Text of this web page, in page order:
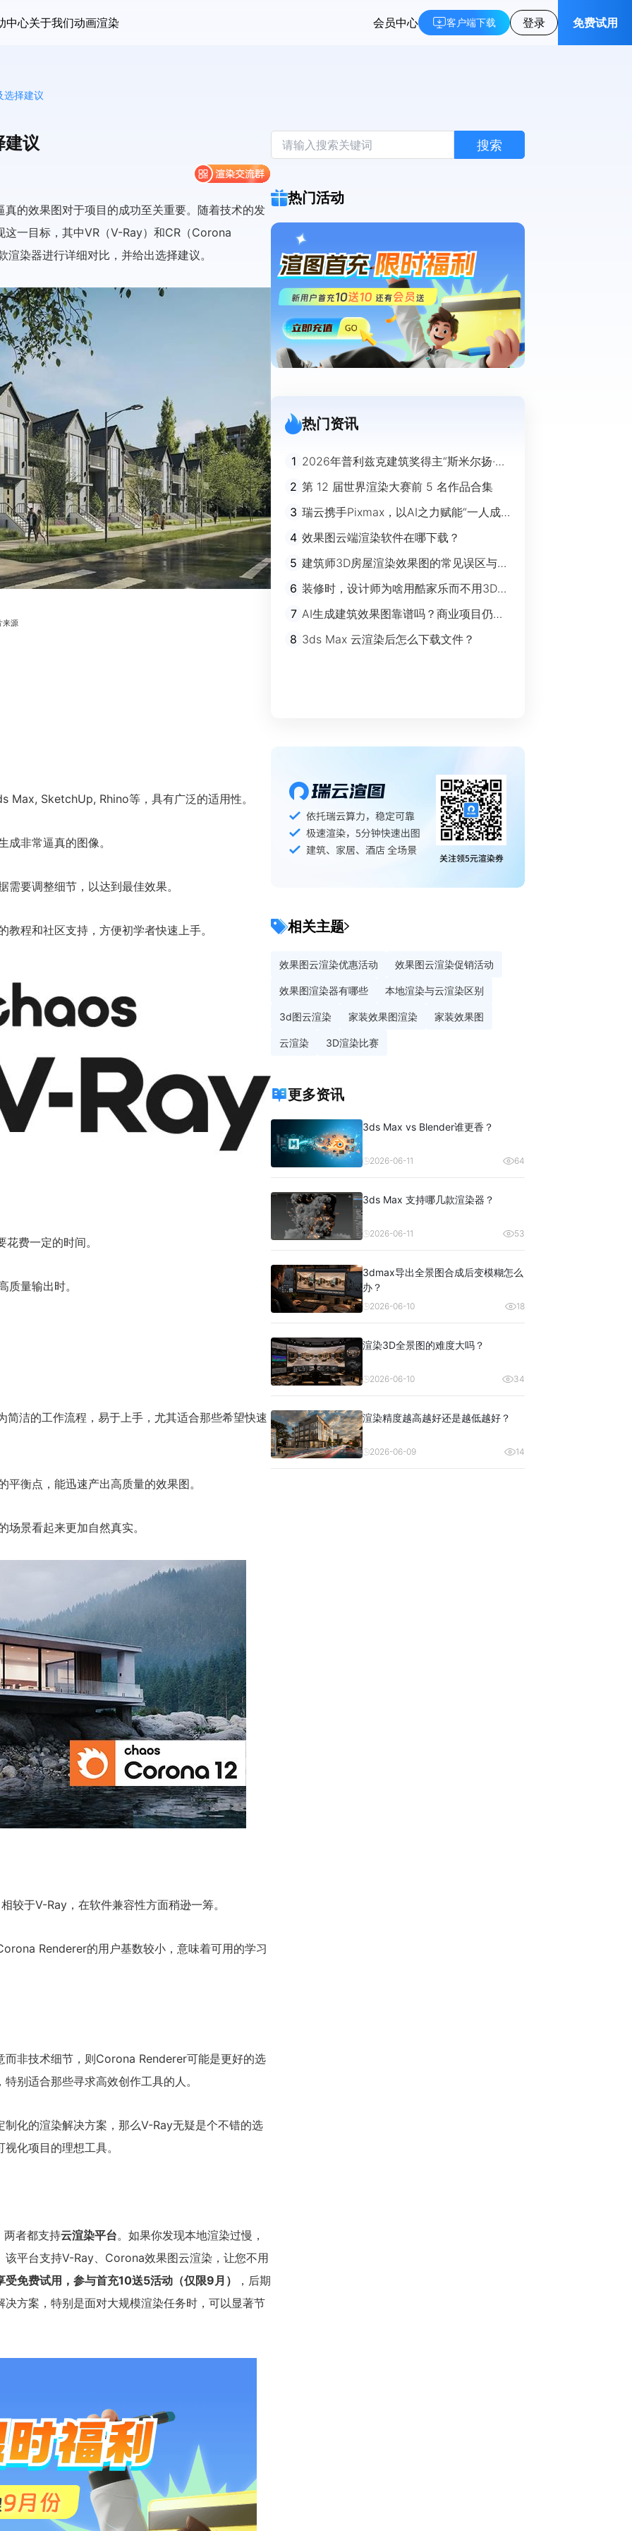
中心关于我们动画渲染 会员中心 客户端下载 登录 免费试用
选择建议
建议
的效果图对于项目的成功至关重要。随着技术的发
一目标，其中VR（V-Ray）和CR（Corona
染器进行详细对比，并给出选择建议。
来源
Max, SketchUp, Rhino等，具有广泛的适用性。
非常逼真的图像。
要调整细节，以达到最佳效果。
程和社区支持，方便初学者快速上手。
费一定的时间。
量输出时。
洁的工作流程，易于上手，尤其适合那些希望快速
衡点，能迅速产出高质量的效果图。
景看起来更加自然真实。
于V-Ray，在软件兼容性方面稍逊一筹。
Renderer的用户基数较小，意味着可用的学习
非技术细节，则Corona Renderer可能是更好的选
别适合那些寻求高效创作工具的人。
化的渲染解决方案，那么V-Ray无疑是个不错的选
化项目的理想工具。
者都支持云渲染平台。如果你发现本地渲染过慢，
平台支持V-Ray、Corona效果图云渲染，让您不用
受免费试用，参与首充10送5活动（仅限9月）
，后期
方案，特别是面对大规模渲染任务时，可以显著节
搜索
热门活动
热门资讯
1 2026年普利兹克建筑奖得主“斯米尔扬·拉
迪奇”经典作品欣赏
2 第 12 届世界渲染大赛前 5 名作品合集
3 瑞云携手Pixmax，以AI之力赋能“一人成
4 效果图云端渲染软件在哪下载？
5 建筑师3D房屋渲染效果图的常见误区与规
避指南
6 装修时，设计师为啥用酷家乐而不用3Ds
max？
7 AI生成建筑效果图靠谱吗？商业项目仍离
不开传统渲染
8 3ds Max 云渲染后怎么下载文件？
相关主题
效果图云渲染优惠活动 效果图云渲染促销活动
效果图渲染器有哪些 本地渲染与云渲染区别
3d图云渲染 家装效果图渲染 家装效果图
云渲染 3D渲染比赛
更多资讯
3ds Max vs Blender谁更香？
2026-06-11 64
3ds Max 支持哪几款渲染器？
2026-06-11 53
3dmax导出全景图合成后变模糊怎么
办？
2026-06-10 18
渲染3D全景图的难度大吗？
2026-06-10 34
渲染精度越高越好还是越低越好？
2026-06-09 14